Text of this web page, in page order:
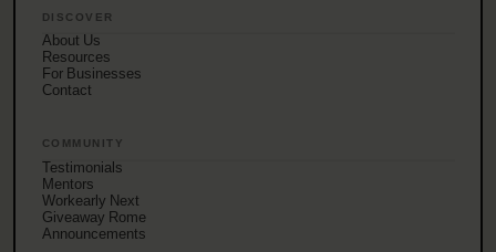
DISCOVER
About Us
Resources
For Businesses
Contact
COMMUNITY
Testimonials
Mentors
Workearly Next
Giveaway Rome
Announcements